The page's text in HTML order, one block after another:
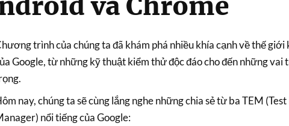
trình của chúng ta đã khám phá nhiều khía cạnh về thế
Google, từ những kỹ thuật kiểm thử độc đáo cho đến những vai
nay, chúng ta sẽ cùng lắng nghe những chia sẻ từ ba TEM
nổi tiếng của Google: